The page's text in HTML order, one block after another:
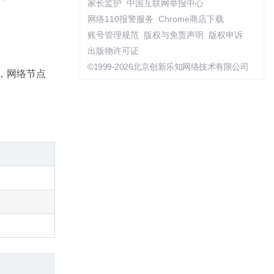
网络节点
家长监护
中国互联网举报中心
网络110报警服务 Chrome商店下载
账号管理规范
版权与免责声明
版权申诉
出版物许可证
©1999-2026北京创新乐知网络技术有限公司